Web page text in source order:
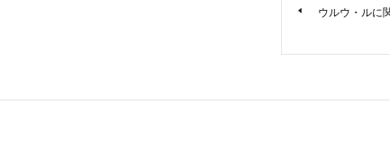
ウルウ・ルに